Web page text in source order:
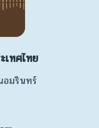
ทศไทย
มรินทร์